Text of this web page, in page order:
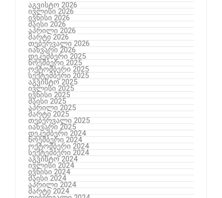
აგვისტო 2026
ივლისი 2026
ივნისი 2026
მაისი 2026
აპრილი 2026
მარტი 2026
თებერვალი 2026
იანვარი 2026
დეკემბერი 2025
ნოემბერი 2025
ოქტომბერი 2025
სექტემბერი 2025
აგვისტო 2025
ივლისი 2025
ივნისი 2025
მაისი 2025
აპრილი 2025
მარტი 2025
თებერვალი 2025
იანვარი 2025
დეკემბერი 2024
ნოემბერი 2024
ოქტომბერი 2024
სექტემბერი 2024
აგვისტო 2024
ივლისი 2024
ივნისი 2024
მაისი 2024
აპრილი 2024
მარტი 2024